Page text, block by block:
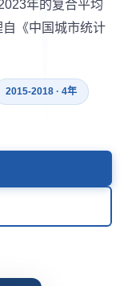
年的复合平均
《中国城市统计
2015-2018 · 4年